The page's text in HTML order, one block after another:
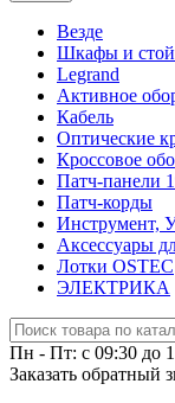
Везде
Шкафы и
Legrand
Активное
Кабель
Оптические
Кроссовое
Патч-панели
Патч-корды
Инструмент,
Аксессуары
Лотки OSTEC
ЭЛЕКТРИКА
Пн - Пт: с 09:30 до
Заказать обратный